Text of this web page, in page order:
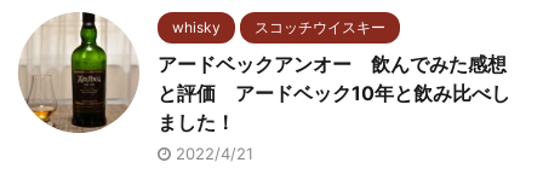
whisky スコッチウイスキー
アードベックアンオー 飲んでみた感想
と評価 アードベック10年と飲み比べし
ました！
2022/4/21